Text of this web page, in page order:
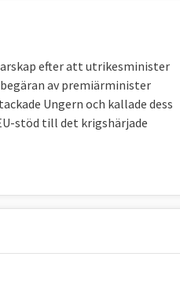
efter att utrikesminister
av premiärminister
Ungern och kallade dess
stöd till det krigshärjade